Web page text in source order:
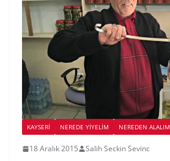
KAYSERI NEREDE YİYELİM NEREDEN ALALIM
18 Aralık 2015 Salih Seckin Sevinc